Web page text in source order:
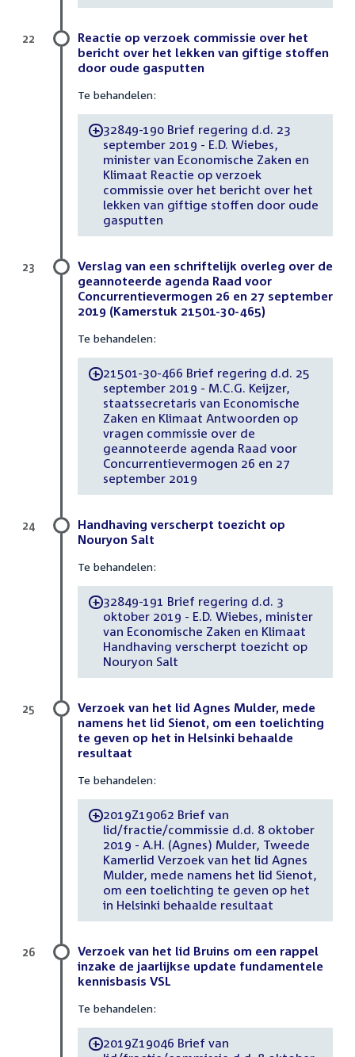
Reactie op verzoek commissie over het
bericht over het lekken van giftige stoffen
door oude gasputten
Te behandelen:
-32849-190 Brief regering d.d. 23
september 2019 - E.D. Wiebes,
minister van Economische Zaken en
Klimaat Reactie op verzoek
commissie over het bericht over het
lekken van giftige stoffen door oude
gasputten
22
Verslag van een schriftelijk overleg over de
geannoteerde agenda Raad voor
Concurrentievermogen 26 en 27 september
2019 (Kamerstuk 21501-30-465)
Te behandelen:
-21501-30-466 Brief regering d.d. 25
september 2019 - M.C.G. Keijzer,
staatssecretaris van Economische
Zaken en Klimaat Antwoorden op
vragen commissie over de
geannoteerde agenda Raad voor
Concurrentievermogen 26 en 27
september 2019
23
Handhaving verscherpt toezicht op
Nouryon Salt
Te behandelen:
-32849-191 Brief regering d.d. 3
oktober 2019 - E.D. Wiebes, minister
van Economische Zaken en Klimaat
Handhaving verscherpt toezicht op
Nouryon Salt
24
Verzoek van het lid Agnes Mulder, mede
namens het lid Sienot, om een toelichting
te geven op het in Helsinki behaalde
resultaat
Te behandelen:
-2019Z19062 Brief van
lid/fractie/commissie d.d. 8 oktober
2019 - A.H. (Agnes) Mulder, Tweede
Kamerlid Verzoek van het lid Agnes
Mulder, mede namens het lid Sienot,
om een toelichting te geven op het
in Helsinki behaalde resultaat
25
Verzoek van het lid Bruins om een rappel
inzake de jaarlijkse update fundamentele
kennisbasis VSL
Te behandelen:
-2019Z19046 Brief van
26